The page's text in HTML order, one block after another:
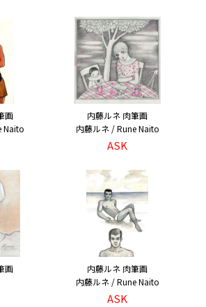
画
Naito
内藤ルネ 肉筆画
内藤ルネ / Rune Naito
ASK
画
内藤ルネ 肉筆画
内藤ルネ / Rune Naito
ASK